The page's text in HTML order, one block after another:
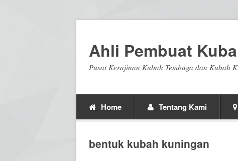
Ahli Pembuat
Pusat Kerajinan Kubah Tembaga dan Kubah
Home Tentang Kami
bentuk kubah kuningan